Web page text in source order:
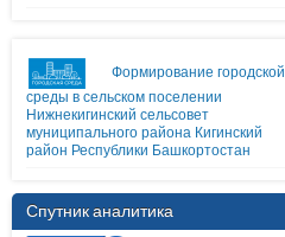
Формирование городской
среды в сельском поселении
Нижнекигинский сельсовет
муниципального района Кигинский
район Республики Башкортостан
Спутник аналитика